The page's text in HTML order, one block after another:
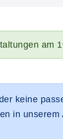
am
keine
in unserem